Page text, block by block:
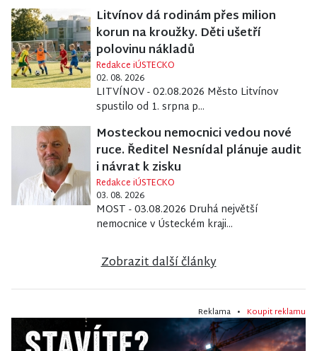
Litvínov dá rodinám přes milion
korun na kroužky. Děti ušetří
polovinu nákladů
Redakce iÚSTECKO
02. 08. 2026
LITVÍNOV - 02.08.2026 Město Litvínov
spustilo od 1. srpna p...
Mosteckou nemocnici vedou nové
ruce. Ředitel Nesnídal plánuje audit
i návrat k zisku
Redakce iÚSTECKO
03. 08. 2026
MOST - 03.08.2026 Druhá největší
nemocnice v Ústeckém kraji...
Zobrazit další články
Reklama • Koupit reklamu